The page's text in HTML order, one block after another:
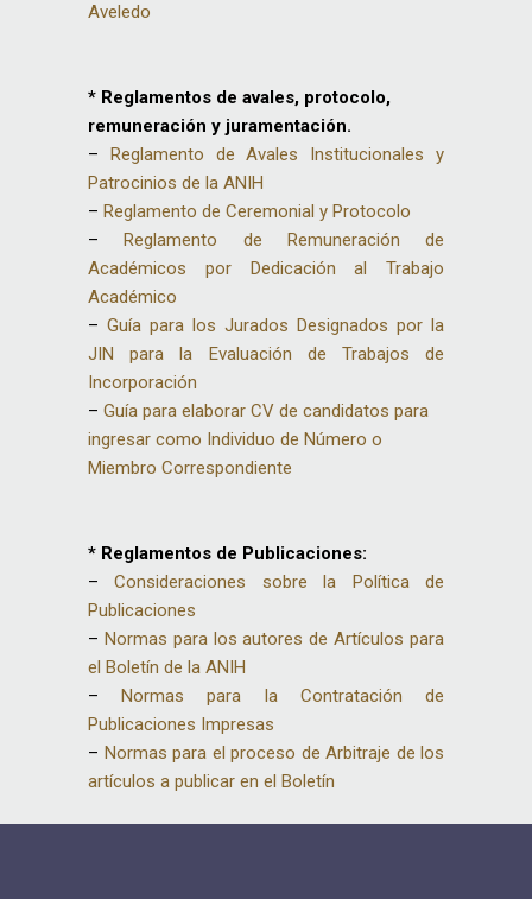
Aveledo
* Reglamentos de avales, protocolo,
remuneración y juramentación.
– Reglamento de Avales Institucionales y
Patrocinios de la ANIH
– Reglamento de Ceremonial y Protocolo
–Reglamento de Remuneración de
Académicos por Dedicación al Trabajo
Académico
– Guía para los Jurados Designados por la
JIN para la Evaluación de Trabajos de
Incorporación
– Guía para elaborar CV de candidatos para
ingresar como Individuo de Número o
Miembro Correspondiente
* Reglamentos de Publicaciones:
–Consideraciones sobre la Política de
Publicaciones
– Normas para los autores de Artículos para
el Boletín de la ANIH
–Normas para la Contratación de
Publicaciones Impresas
– Normas para el proceso de Arbitraje de los
artículos a publicar en el Boletín